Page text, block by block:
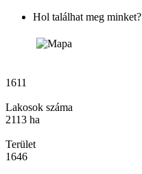
Hol találhat meg minket?
1611
Lakosok száma
2113 ha
Terület
1646